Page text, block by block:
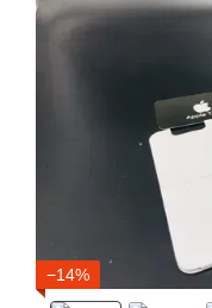
−14%